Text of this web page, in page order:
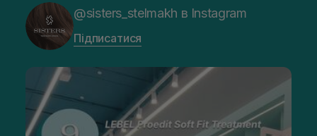
@sisters_stelmakh в Instagram
Підписатися